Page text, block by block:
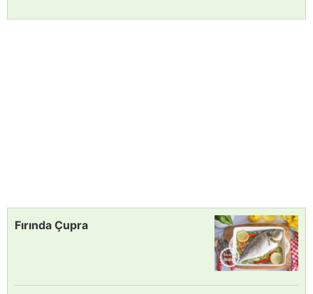
Fırında Çupra